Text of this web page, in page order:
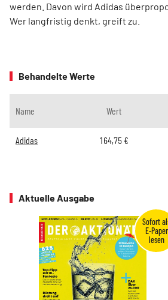
werden. Davon wird Adidas
Wer langfristig denkt, greift zu.
Behandelte Werte
Name Wert
Adidas 164,75€
Aktuelle Ausgabe